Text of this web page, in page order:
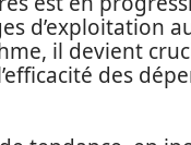
d’exploitation
il devient
des